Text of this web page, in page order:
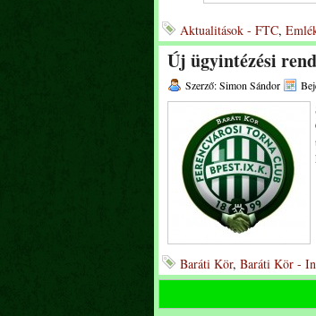
Aktualitások - FTC,
Új ügyintézési
Szerző: Simon Sándor
Baráti Kör, Baráti Kör -